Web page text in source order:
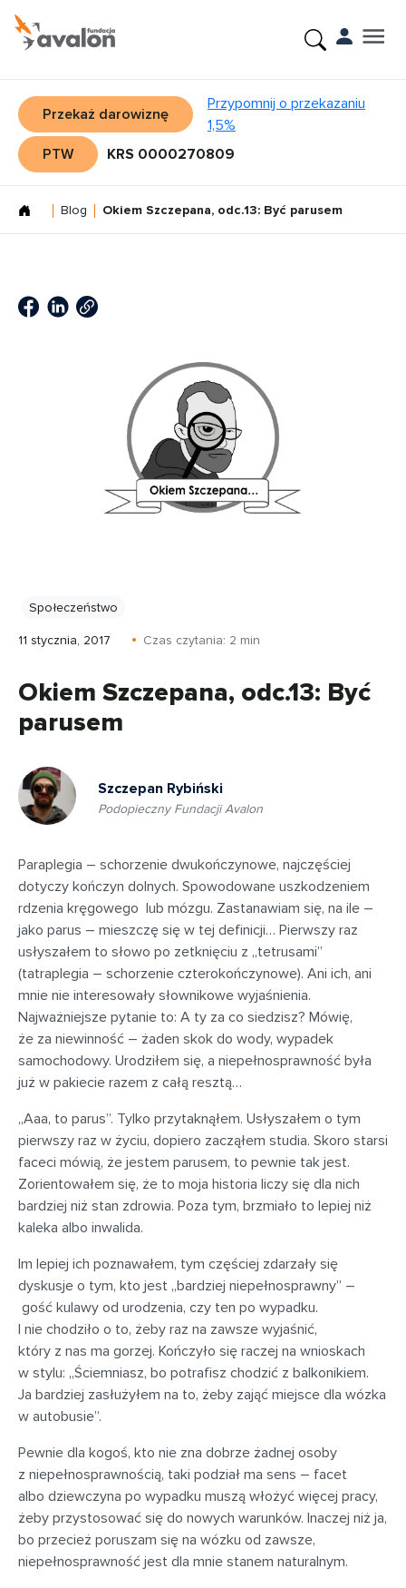
Przekaż darowiznę
Przypomnij o przekazaniu
1,5%
PTW
KRS 0000270809
Blog Okiem Szczepana, odc.13: Być parusem
Społeczeństwo
11 stycznia, 2017 Czas czytania: 2 min
Okiem Szczepana, odc.13: Być
parusem
Szczepan Rybiński
Podopieczny Fundacji Avalon
Paraplegia – schorzenie dwukończynowe, najczęściej
dotyczy kończyn dolnych. Spowodowane uszkodzeniem
rdzenia kręgowego lub mózgu. Zastanawiam się, na ile –
jako parus – mieszczę się w tej definicji… Pierwszy raz
usłyszałem to słowo po zetknięciu z „tetrusami”
(tatraplegia – schorzenie czterokończynowe). Ani ich, ani
mnie nie interesowały słownikowe wyjaśnienia.
Najważniejsze pytanie to: A ty za co siedzisz? Mówię,
że za niewinność – żaden skok do wody, wypadek
samochodowy. Urodziłem się, a niepełnosprawność była
już w pakiecie razem z całą resztą…
„Aaa, to parus”. Tylko przytaknąłem. Usłyszałem o tym
pierwszy raz w życiu, dopiero zacząłem studia. Skoro starsi
faceci mówią, że jestem parusem, to pewnie tak jest.
Zorientowałem się, że to moja historia liczy się dla nich
bardziej niż stan zdrowia. Poza tym, brzmiało to lepiej niż
kaleka albo inwalida.
Im lepiej ich poznawałem, tym częściej zdarzały się
dyskusje o tym, kto jest „bardziej niepełnosprawny” –
gość kulawy od urodzenia, czy ten po wypadku.
I nie chodziło o to, żeby raz na zawsze wyjaśnić,
który z nas ma gorzej. Kończyło się raczej na wnioskach
w stylu: „Ściemniasz, bo potrafisz chodzić z balkonikiem.
Ja bardziej zasłużyłem na to, żeby zająć miejsce dla wózka
w autobusie”.
Pewnie dla kogoś, kto nie zna dobrze żadnej osoby
z niepełnosprawnością, taki podział ma sens – facet
albo dziewczyna po wypadku muszą włożyć więcej pracy,
żeby przystosować się do nowych warunków. Inaczej niż ja,
bo przecież poruszam się na wózku od zawsze,
niepełnosprawność jest dla mnie stanem naturalnym.